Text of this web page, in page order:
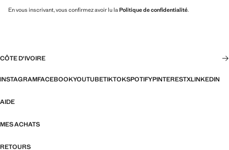
En vous inscrivant, vous confirmez avoir lu la Politique de confidentialité.
CÔTE D'IVOIRE
INSTAGRAMFACEBOOKYOUTUBETIKTOKSPOTIFYPINTERESTXLINKEDIN
AIDE
MES ACHATS
RETOURS